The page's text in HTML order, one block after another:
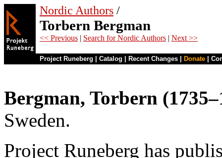
Nordic Authors /
Torbern Bergman
<< Previous | Search for Nordic Authors | Next >>
Project Runeberg Catalog Recent Changes Donate
Bergman, Torbern
Sweden.
Project Runeberg has